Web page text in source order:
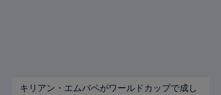
キリアン・エムバペがワールドカップで成し